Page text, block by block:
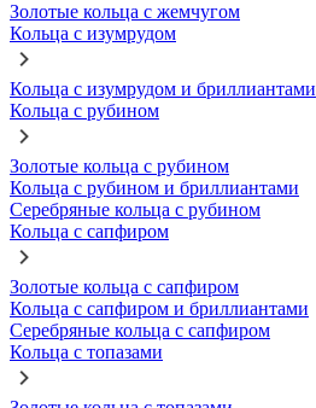
Золотые кольца с жемчугом
Кольца с изумрудом
Кольца с изумрудом и бриллиантами
Кольца с рубином
Золотые кольца с рубином
Кольца с рубином и бриллиантами
Серебряные кольца с рубином
Кольца с сапфиром
Золотые кольца с сапфиром
Кольца с сапфиром и бриллиантами
Серебряные кольца с сапфиром
Кольца с топазами